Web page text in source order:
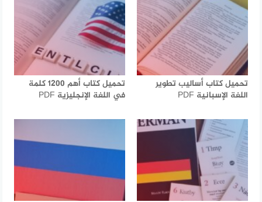
تحميل كتاب أساليب تطوير
اللغة الإسبانية PDF
تحميل كتاب أهم 1200 كلمة
في اللغة الإنجليزية PDF